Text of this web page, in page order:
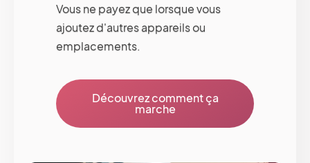
Vous ne payez que lorsque vous
ajoutez d'autres appareils ou
emplacements.
Découvrez comment ça
marche